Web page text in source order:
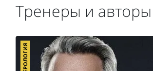
Тренеры и авторы